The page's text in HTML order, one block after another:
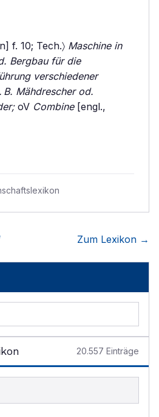
f. 10; Tech.〉 Maschine in
Bergbau für die
verschiedener
Mähdrescher od.
oV Combine[engl.,
Zum Lexikon →
20.557 Einträge